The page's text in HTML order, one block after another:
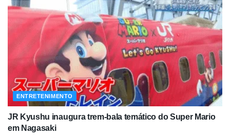
ENTRETENIMENTO
JR Kyushu inaugura trem-bala temático do Super Mario
em Nagasaki